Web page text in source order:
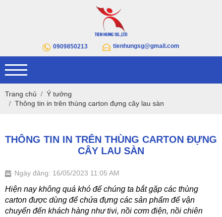
0909850213 tienhungsg@gmail.com
Trang chủ
Ý tưởng
Thông tin in trên thùng carton đựng cây lau sàn
THÔNG TIN IN TRÊN THÙNG CARTON ĐỰNG
CÂY LAU SÀN
Ngày đăng: 16/05/2023 11:05 AM
Hiện nay không quá khó để chúng ta bắt gặp các thùng
carton được dùng để chứa đựng các sản phẩm để vận
chuyển đến khách hàng như tivi, nồi cơm điện, nồi chiên